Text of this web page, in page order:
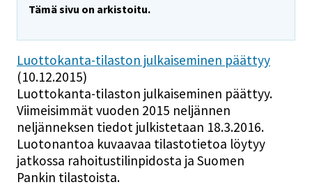
Tämä sivu on arkistoitu.
Luottokanta-tilaston julkaiseminen päättyy
(10.12.2015)
Luottokanta-tilaston julkaiseminen päättyy.
Viimeisimmät vuoden 2015 neljännen
neljänneksen tiedot julkistetaan 18.3.2016.
Luotonantoa kuvaavaa tilastotietoa löytyy
jatkossa rahoitustilinpidosta ja Suomen
Pankin tilastoista.